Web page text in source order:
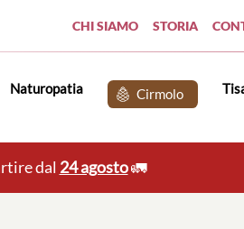
CHI SIAMO STORIA
naturopatia Cirmolo
dal 24 agosto🚛